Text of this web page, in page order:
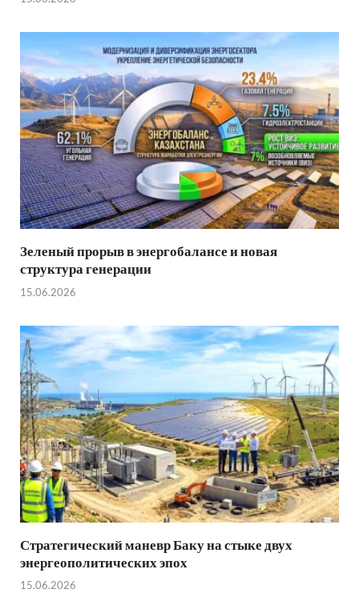
Зеленый прорыв в энергобалансе и новая
структура генерации
15.06.2026
Стратегический маневр Баку на стыке двух
энергеополитических эпох
15.06.2026